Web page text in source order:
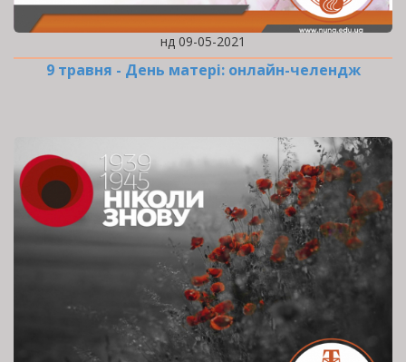
нд 09-05-2021
9 травня - День матері: онлайн-челендж